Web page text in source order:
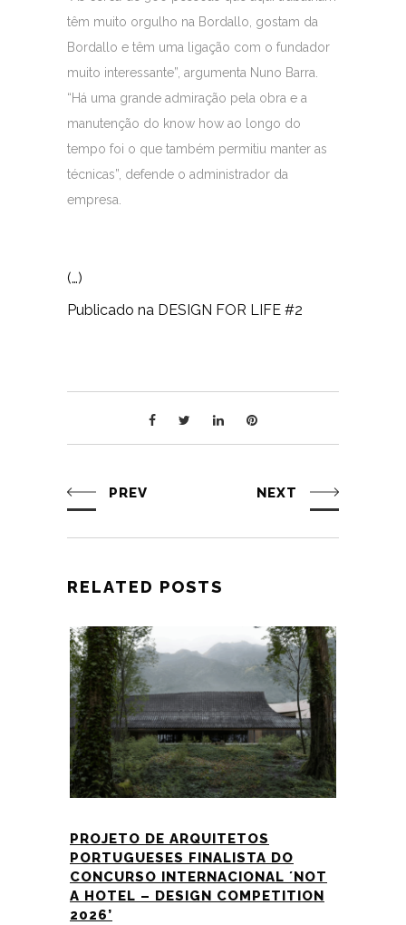
têm muito orgulho na Bordallo, gostam da
Bordallo e têm uma ligação com o fundador
muito interessante”, argumenta Nuno Barra.
“Há uma grande admiração pela obra e a
manutenção do know how ao longo do
tempo foi o que também permitiu manter as
técnicas”, defende o administrador da
empresa.
(…)
Publicado na DESIGN FOR LIFE #2
PREV NEXT
RELATED POSTS
PROJETO DE ARQUITETOS
PORTUGUESES FINALISTA DO
CONCURSO INTERNACIONAL ´NOT
A HOTEL – DESIGN COMPETITION
2026’